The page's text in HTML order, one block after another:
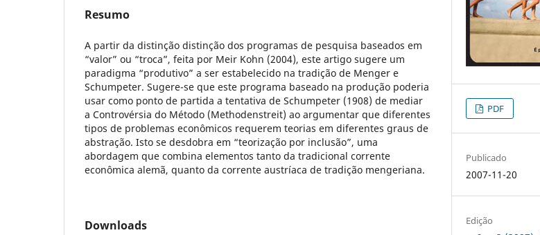
Resumo
A partir da distinção distinção dos programas de pesquisa baseados em
“valor” ou “troca”, feita por Meir Kohn (2004), este artigo sugere um
paradigma “produtivo” a ser estabelecido na tradição de Menger e
Schumpeter. Sugere-se que este programa baseado na produção poderia
usar como ponto de partida a tentativa de Schumpeter (1908) de mediar
a Controvérsia do Método (Methodenstreit) ao argumentar que diferentes
tipos de problemas econômicos requerem teorias em diferentes graus de
abstração. Isto se desdobra em “teorização por inclusão”, uma
abordagem que combina elementos tanto da tradicional corrente
econômica alemã, quanto da corrente austríaca de tradição mengeriana.
Downloads
PDF
Publicado
2007-11-20
Edição